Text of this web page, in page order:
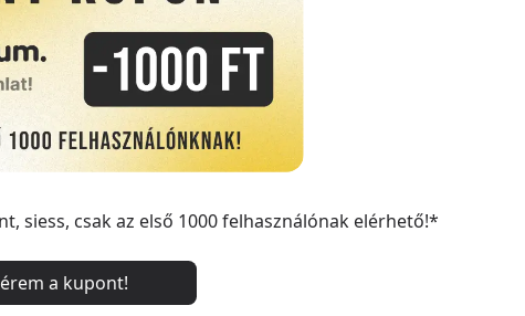
siess, csak az első 1000 felhasználónak elérhető!*
a kupont!